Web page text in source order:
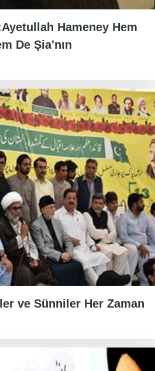
Hameney Hem
De Şia'nın
ve Sünniler Her Zaman